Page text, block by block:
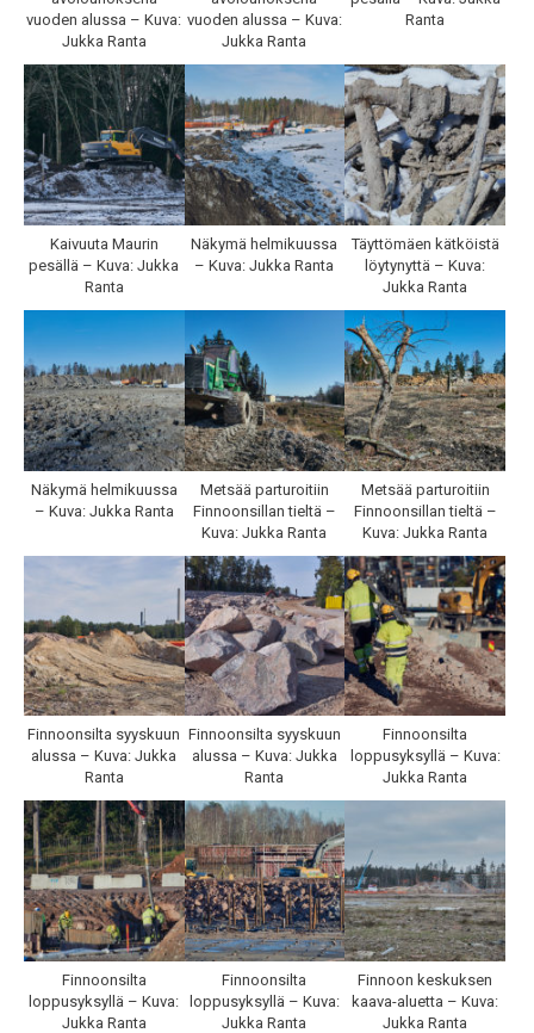
vuoden alussa – Kuva:
Jukka Ranta
vuoden alussa – Kuva:
Jukka Ranta
Ranta
Kaivuuta Maurin
pesällä – Kuva: Jukka
Ranta
Näkymä helmikuussa
– Kuva: Jukka Ranta
Täyttömäen kätköistä
löytynyttä – Kuva:
Jukka Ranta
Näkymä helmikuussa
– Kuva: Jukka Ranta
Metsää parturoitiin
Finnoonsillan tieltä –
Kuva: Jukka Ranta
Metsää parturoitiin
Finnoonsillan tieltä –
Kuva: Jukka Ranta
Finnoonsilta syyskuun
alussa – Kuva: Jukka
Ranta
Finnoonsilta syyskuun
alussa – Kuva: Jukka
Ranta
Finnoonsilta
loppusyksyllä – Kuva:
Jukka Ranta
Finnoonsilta
loppusyksyllä – Kuva:
Jukka Ranta
Finnoonsilta
loppusyksyllä – Kuva:
Jukka Ranta
Finnoon keskuksen
kaava-aluetta – Kuva:
Jukka Ranta